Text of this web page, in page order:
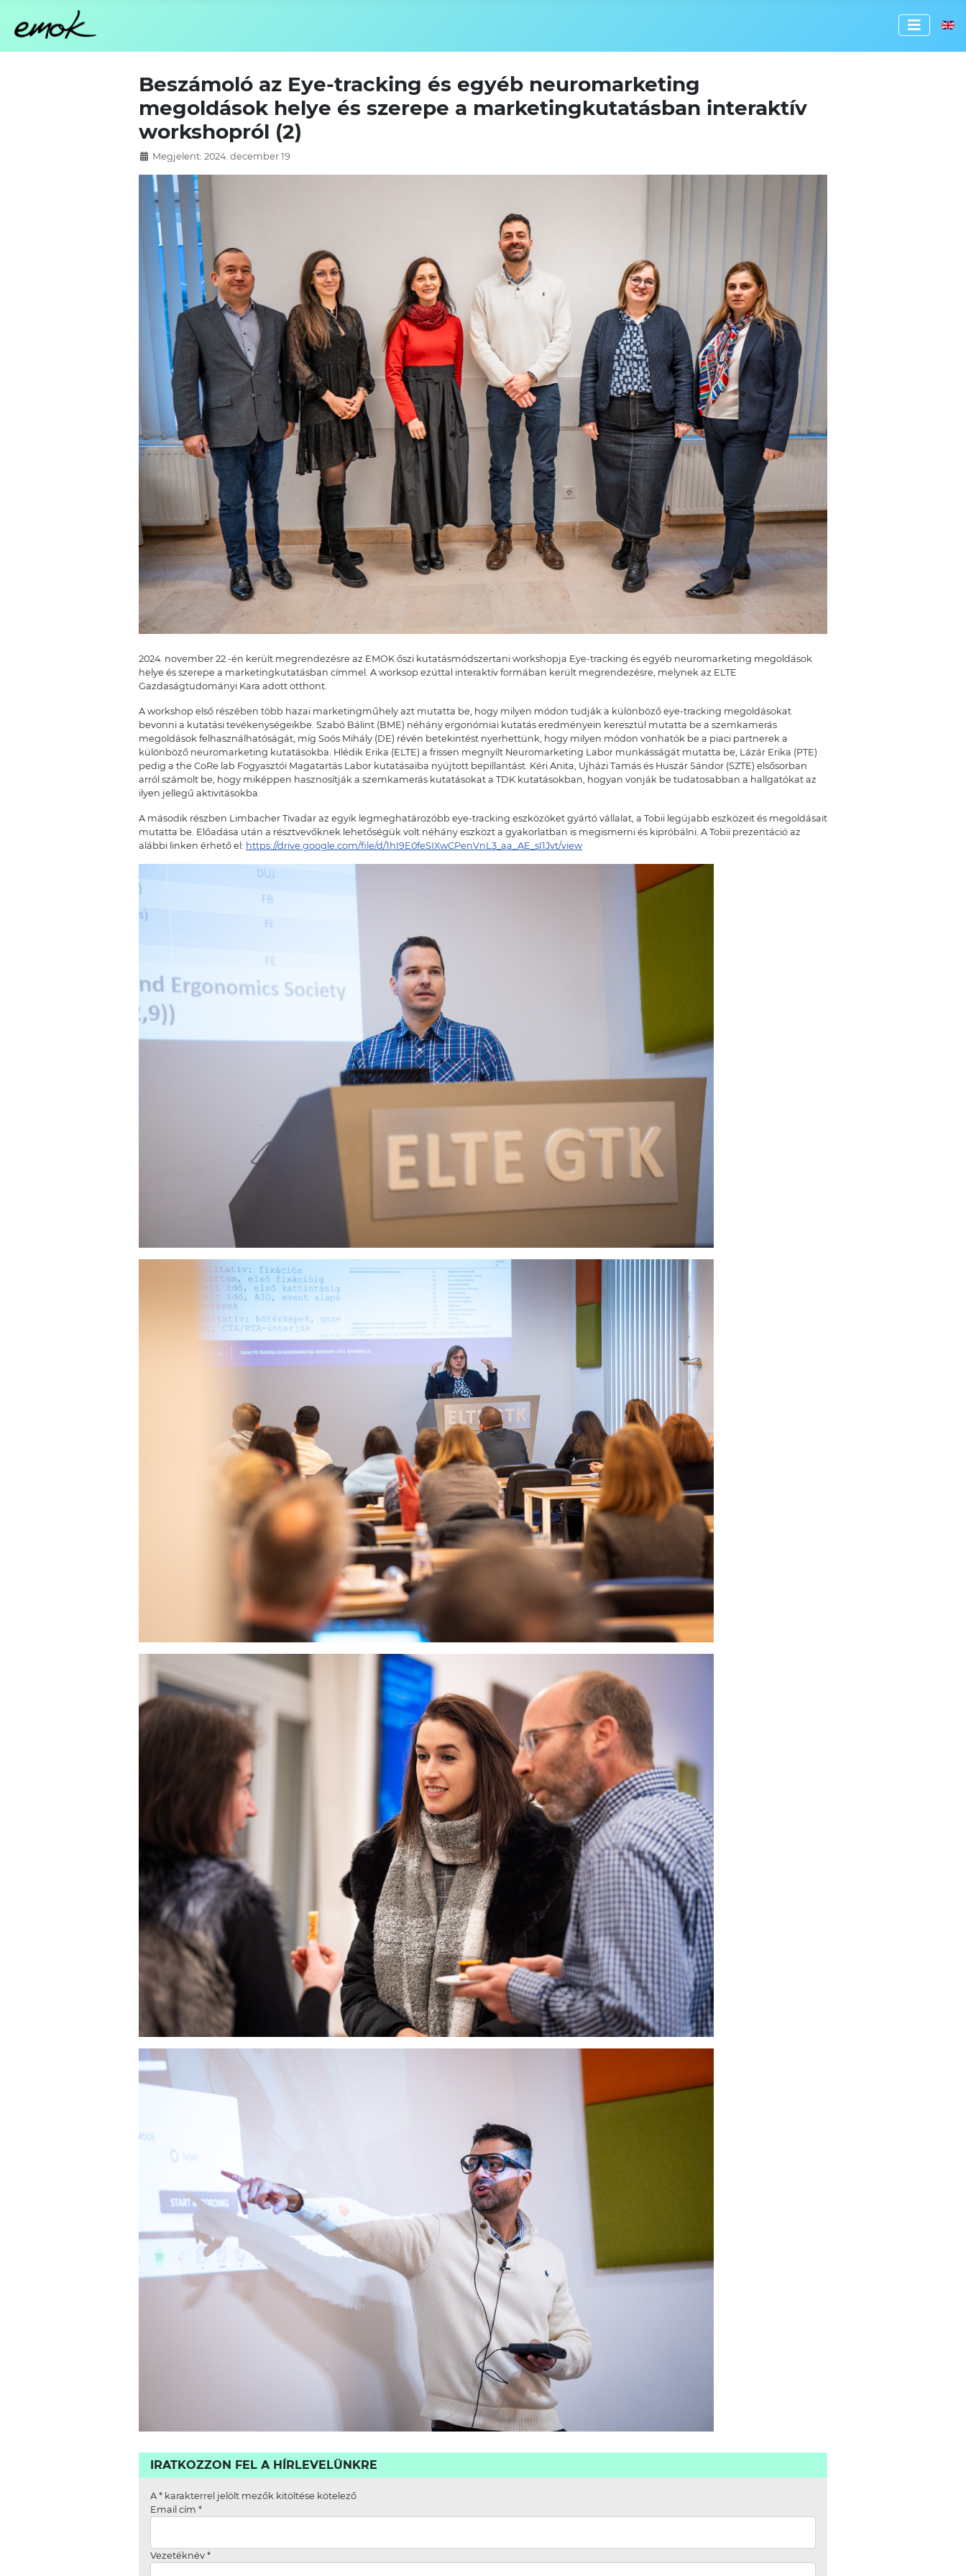
Beszámoló az Eye-tracking és egyéb neuromarketing
megoldások helye és szerepe a marketingkutatásban interaktív
workshopról (2)
Megjelent: 2024. december 19
2024. november 22.-én került megrendezésre az EMOK őszi kutatásmódszertani workshopja Eye-tracking és egyéb neuromarketing megoldások
helye és szerepe a marketingkutatásban címmel. A worksop ezúttal interaktív formában került megrendezésre, melynek az ELTE
Gazdaságtudományi Kara adott otthont.
A workshop első részében több hazai marketingműhely azt mutatta be, hogy milyen módon tudják a különböző eye-tracking megoldásokat
bevonni a kutatási tevékenységeikbe. Szabó Bálint (BME) néhány ergonómiai kutatás eredményein keresztül mutatta be a szemkamerás
megoldások felhasználhatóságát, míg Soós Mihály (DE) révén betekintést nyerhettünk, hogy milyen módon vonhatók be a piaci partnerek a
különböző neuromarketing kutatásokba. Hlédik Erika (ELTE) a frissen megnyílt Neuromarketing Labor munkásságát mutatta be, Lázár Erika (PTE)
pedig a the CoRe lab Fogyasztói Magatartás Labor kutatásaiba nyújtott bepillantást. Kéri Anita, Ujházi Tamás és Huszár Sándor (SZTE) elsősorban
arról számolt be, hogy miképpen hasznosítják a szemkamerás kutatásokat a TDK kutatásokban, hogyan vonják be tudatosabban a hallgatókat az
ilyen jellegű aktivitásokba.
A második részben Limbacher Tivadar az egyik legmeghatározóbb eye-tracking eszközöket gyártó vállalat, a Tobii legújabb eszközeit és megoldásait
mutatta be. Előadása után a résztvevőknek lehetőségük volt néhány eszközt a gyakorlatban is megismerni és kipróbálni. A Tobii prezentáció az
alábbi linken érhető el: https://drive.google.com/file/d/1hI9E0feSIXwCPenVnL3_aa_AE_sI1Jvt/view
IRATKOZZON FEL A HÍRLEVELÜNKRE
A *karakterrel jelölt mezők kitöltése kötelező
Email cím *
Vezetéknév *